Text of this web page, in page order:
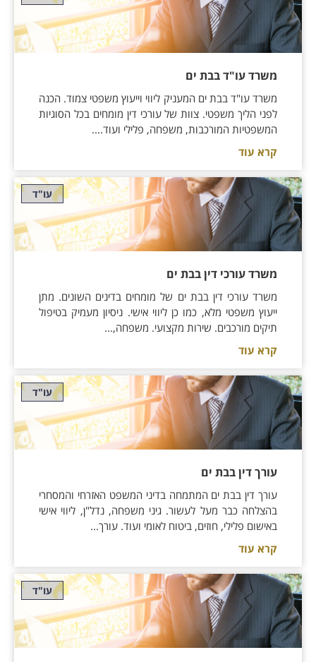
משרד עו"ד בבת ים
משרד עו"ד בבת ים המעניק ליווי וייעוץ משפטי צמוד. הכנה
לפני הליך משפטי. צוות של עורכי דין מומחים בכל הסוגיות
המשפטיות המורכבות, משפחה, פלילי ועוד....
קרא עוד
עו"ד
משרד עורכי דין בבת ים
משרד עורכי דין בבת ים של מומחים בדינים השונים. מתן
ייעוץ משפטי מלא, כמו כן ליווי אישי. ניסיון מעמיק בטיפול
תיקים מורכבים. שירות מקצועי. משפחה,...
קרא עוד
עו"ד
עורך דין בבת ים
עורך דין בבת ים המתמחה בדיני המשפט האזרחי והמסחרי
בהצלחה כבר מעל לעשור. גיני משפחה, נדל"ן, ליווי אישי
באישום פלילי, חוזים, ביטוח לאומי ועוד. עורך...
קרא עוד
עו"ד